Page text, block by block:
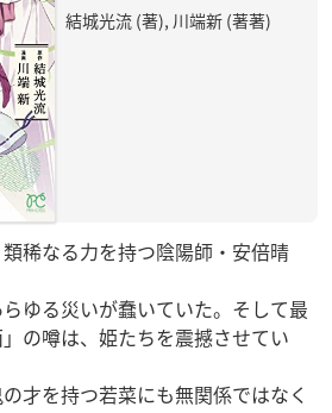
結城光流 (著), 川端新 (著著)
稀なる力を持つ陰陽師・安倍晴
ゆる災いが蠢いていた。そして最
の噂は、姫たちを震撼させてい
才を持つ若菜にも無関係ではなく